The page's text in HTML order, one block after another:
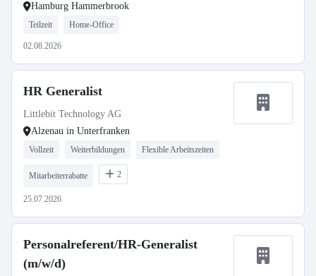
Hamburg Hammerbrook
Teilzeit Home-Office
02.08.2026
HR Generalist
Littlebit Technology AG
Alzenau in Unterfranken
Vollzeit Weiterbildungen Flexible Arbeitszeiten
Mitarbeiterrabatte 2
25.07.2026
Personalreferent/HR-Generalist
(m/w/d)